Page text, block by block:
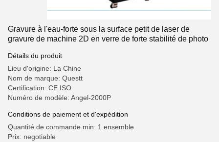
Gravure à l'eau-forte sous la surface petit de laser de
gravure de machine 2D en verre de forte stabilité de photo
Détails du produit
Lieu d'origine: La Chine
Nom de marque: Questt
Certification: CE ISO
Numéro de modèle: Angel-2000P
Conditions de paiement et d'expédition
Quantité de commande min: 1 ensemble
Prix: negotiable